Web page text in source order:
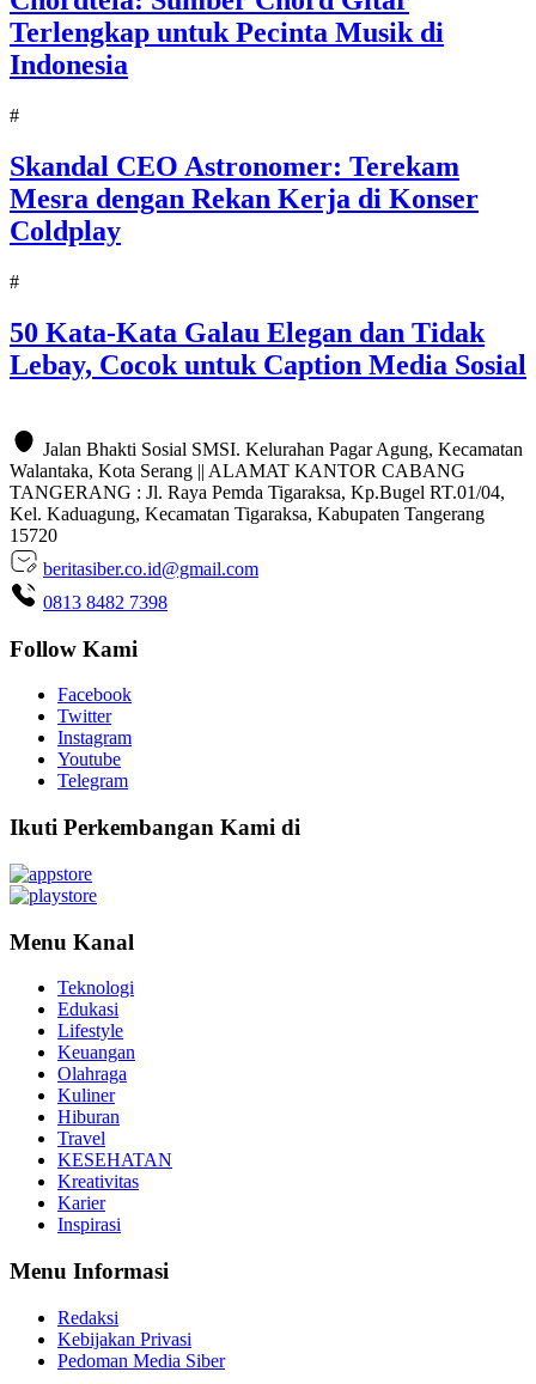
Terlengkap untuk Pecinta Musik di
Indonesia
#
Skandal CEO Astronomer: Terekam
Mesra dengan Rekan Kerja di Konser
Coldplay
#
50 Kata-Kata Galau Elegan dan Tidak
Lebay, Cocok untuk Caption Media Sosial
Jalan Bhakti Sosial SMSI. Kelurahan Pagar Agung, Kecamatan
Walantaka, Kota Serang || ALAMAT KANTOR CABANG
TANGERANG : Jl. Raya Pemda Tigaraksa, Kp.Bugel RT.01/04,
Kel. Kaduagung, Kecamatan Tigaraksa, Kabupaten Tangerang
15720
beritasiber.co.id@gmail.com
0813 8482 7398
Follow Kami
Facebook
Twitter
Instagram
Youtube
Telegram
Ikuti Perkembangan Kami di
Menu Kanal
Teknologi
Edukasi
Lifestyle
Keuangan
Olahraga
Kuliner
Hiburan
Travel
KESEHATAN
Kreativitas
Karier
Inspirasi
Menu Informasi
Redaksi
Kebijakan Privasi
Pedoman Media Siber